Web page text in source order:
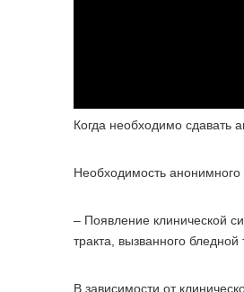
Когда необходимо сдавать
Необходимость анонимного
– Появление клинической
тракта, вызванного бледной
В зависимости от